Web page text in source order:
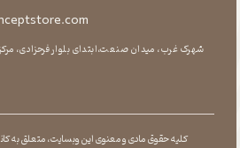
کلیه حقوق مادی و معنوی این وبسایت ، متعلق به
شهرک غرب، میدان صنعت،ابتدای بلوار فرحزادی،